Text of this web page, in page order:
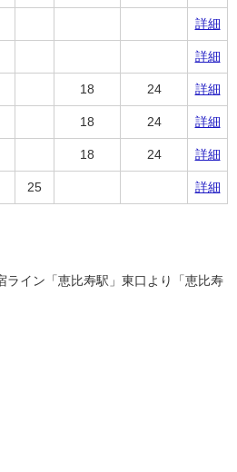
詳細
詳細
18 24 詳細
18 24 詳細
18 24 詳細
25 詳細
ライン「恵比寿駅」東口より「恵比寿